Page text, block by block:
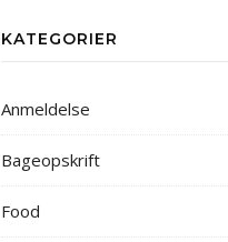
KATEGORIER
Anmeldelse
Bageopskrift
Food